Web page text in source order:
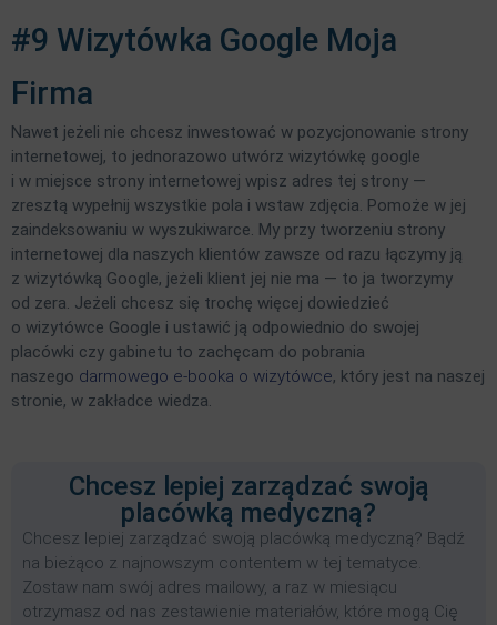
#9 Wizytówka Google Moja
Firma
Nawet jeżeli nie chcesz inwestować w pozycjonowanie strony
internetowej, to jednorazowo utwórz wizytówkę google
i w miejsce strony internetowej wpisz adres tej strony —
zresztą wypełnij wszystkie pola i wstaw zdjęcia. Pomoże w jej
zaindeksowaniu w wyszukiwarce. My przy tworzeniu strony
internetowej dla naszych klientów zawsze od razu łączymy ją
z wizytówką Google, jeżeli klient jej nie ma — to ja tworzymy
od zera. Jeżeli chcesz się trochę więcej dowiedzieć
o wizytówce Google i ustawić ją odpowiednio do swojej
placówki czy gabinetu to zachęcam do pobrania
naszego darmowego e-booka o wizytówce, który jest na naszej
stronie, w zakładce wiedza.
Chcesz lepiej zarządzać swoją
placówką medyczną?
Chcesz lepiej zarządzać swoją placówką medyczną? Bądź
na bieżąco z najnowszym contentem w tej tematyce.
Zostaw nam swój adres mailowy, a raz w miesiącu
otrzymasz od nas zestawienie materiałów, które mogą Cię